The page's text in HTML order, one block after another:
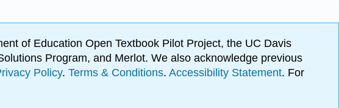
of Education Open Textbook Pilot Project, the UC Davis
Program, and Merlot. We also acknowledge previous
Policy. Terms & Conditions. Accessibility Statement. For